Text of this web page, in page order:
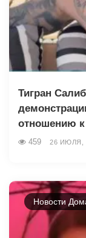
Тигран
отношению к
459 26 ИЮЛЯ,
Новости